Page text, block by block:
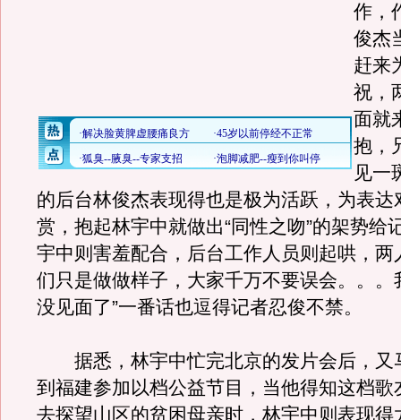
作，
俊杰
赶来
祝，
面就
抱，
见一
的后台林俊杰表现得也是极为活跃，为表达
赏，抱起林宇中就做出“同性之吻”的架势给
宇中则害羞配合，后台工作人员则起哄，两
们只是做做样子，大家千万不要误会。。。
没见面了”一番话也逗得记者忍俊不禁。
据悉，林宇中忙完北京的发片会后，又
到福建参加以档公益节目，当他得知这档歌
去探望山区的贫困母亲时，林宇中则表现得